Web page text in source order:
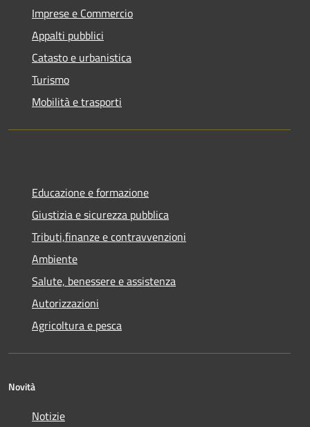
Imprese e Commercio
Appalti pubblici
Catasto e urbanistica
Turismo
Mobilità e trasporti
Educazione e formazione
Giustizia e sicurezza pubblica
Tributi,finanze e contravvenzioni
Ambiente
Salute, benessere e assistenza
Autorizzazioni
Agricoltura e pesca
Novità
Notizie